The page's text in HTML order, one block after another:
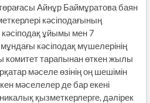
Айнұр Баймұратова баян
кәсіподағының
ұйымы мен 7
кәсіподақ мүшелерінің
тарапынан өткен жылы
мәселе өзінің оң шешімін
мәселелер де бар екені
қызметкерлерге, дәлірек